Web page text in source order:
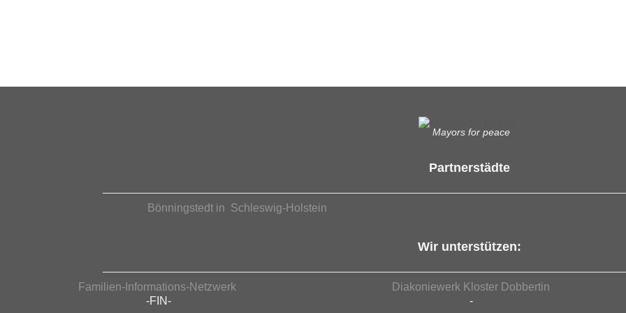
Mayors for peace
Partnerstädte
Bönningstedt in Schleswig-Holstein
Wir unterstützen:
Familien-Informations-Netzwerk
-FIN-
Diakoniewerk Kloster Dobbertin
-